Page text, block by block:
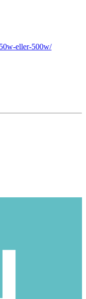
eller-500w/